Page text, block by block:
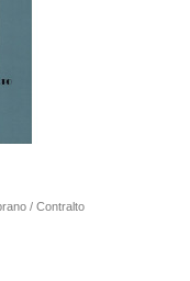
/ Contralto